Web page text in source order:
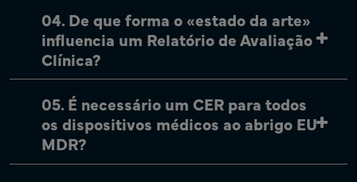
04. De que forma o «estado da arte»
influencia um Relatório de Avaliação
Clínica?
05. É necessário um CER para todos
os dispositivos médicos ao abrigo EU
MDR?